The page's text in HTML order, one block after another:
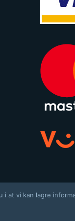
at vi kan lagre